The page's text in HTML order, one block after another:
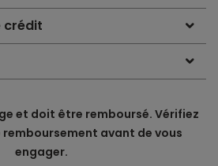
crédit
et doit être remboursé. Vérifiez
avant de vous
engager.